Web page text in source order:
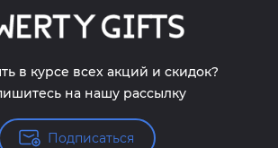
в курсе всех акций и скидок?
на нашу рассылку
Подписаться